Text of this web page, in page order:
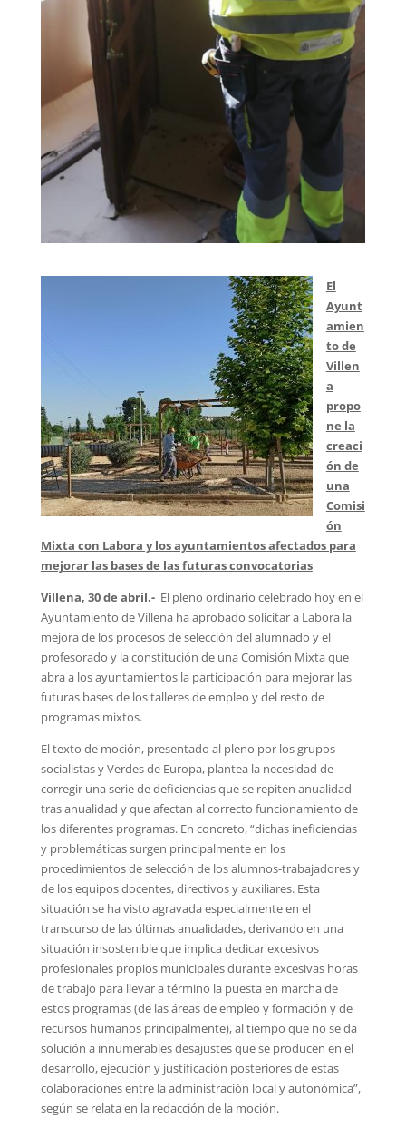
El
Ayunt
amien
to de
Villen
a
propo
ne la
creaci
ón de
una
Comisi
ón
Mixta con Labora y los ayuntamientos afectados para
mejorar las bases de las futuras convocatorias
Villena, 30 de abril.- El pleno ordinario celebrado hoy en el
Ayuntamiento de Villena ha aprobado solicitar a Labora la
mejora de los procesos de selección del alumnado y el
profesorado y la constitución de una Comisión Mixta que
abra a los ayuntamientos la participación para mejorar las
futuras bases de los talleres de empleo y del resto de
programas mixtos.
El texto de moción, presentado al pleno por los grupos
socialistas y Verdes de Europa, plantea la necesidad de
corregir una serie de deficiencias que se repiten anualidad
tras anualidad y que afectan al correcto funcionamiento de
los diferentes programas. En concreto, “dichas ineficiencias
y problemáticas surgen principalmente en los
procedimientos de selección de los alumnos-trabajadores y
de los equipos docentes, directivos y auxiliares. Esta
situación se ha visto agravada especialmente en el
transcurso de las últimas anualidades, derivando en una
situación insostenible que implica dedicar excesivos
profesionales propios municipales durante excesivas horas
de trabajo para llevar a término la puesta en marcha de
estos programas (de las áreas de empleo y formación y de
recursos humanos principalmente), al tiempo que no se da
solución a innumerables desajustes que se producen en el
desarrollo, ejecución y justificación posteriores de estas
colaboraciones entre la administración local y autonómica”,
según se relata en la redacción de la moción.